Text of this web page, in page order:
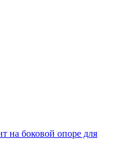
на боковой опоре для